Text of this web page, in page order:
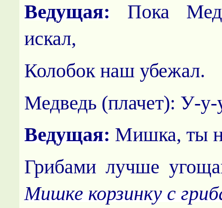
Ведущая: Пока
искал,
Колобок наш убежал.
Медведь (плачет): У-у-
Ведущая: Мишка, ты
Грибами лучше
Мишке корзинку с